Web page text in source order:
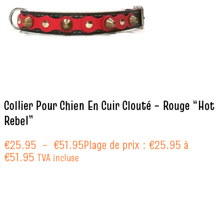
Collier Pour Chien En Cuir Clouté – Rouge “Hot
Rebel”
€25.95 – €51.95Plage de prix : €25.95 à
€51.95 TVA incluse